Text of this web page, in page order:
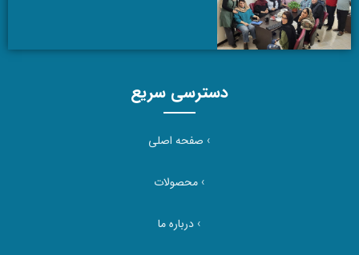
دسترسی سریع
› صفحه اصلی
› محصولات
› درباره ما